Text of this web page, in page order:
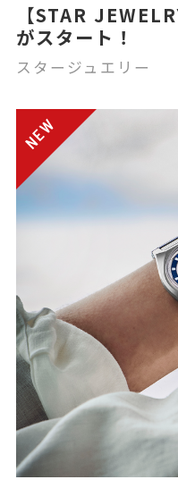
【STAR
がスタート！
スタージュエリー